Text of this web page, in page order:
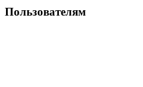
Пользователям